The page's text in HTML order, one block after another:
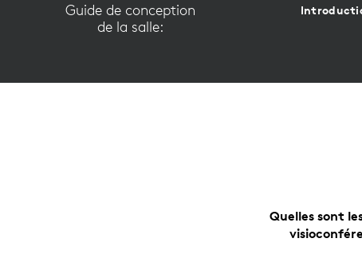
Guide de conception
de la salle:
Quelles sont